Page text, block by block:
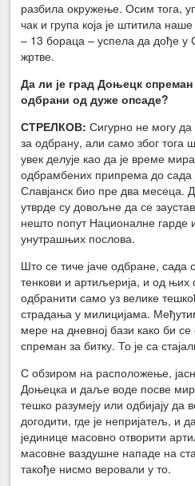
разбила окружење. Осим тога,
чак и група која је штитила
– 13 бораца – успела да дође у
жртве.
Да ли је град Доњецк
одбрани од дуже опсаде?
СТРЕЛКОВ:Сигурно не могу
за одбрану, али само због тога
увек делује као да је време
одбрамбених припрема до сада
Славјанск био пре два месеца.
утврде су довољне да се
нешто попут Националне гарде
унутрашњих послова.
Што се тиче јаче одбране, сада
тенкови и артиљерија, и од њих
одбранити само уз велике
страдања у милицијама.
мере на дневној бази како би
спреман за битку. То је са
С обзиром на расположење,
Доњецка и даље воде посве
тешко разумеју или одбијају да
догодити, где је непријатељ, и
јединице масовно отворити
масовне ваздушне нападе на
такође нисмо веровали у то.